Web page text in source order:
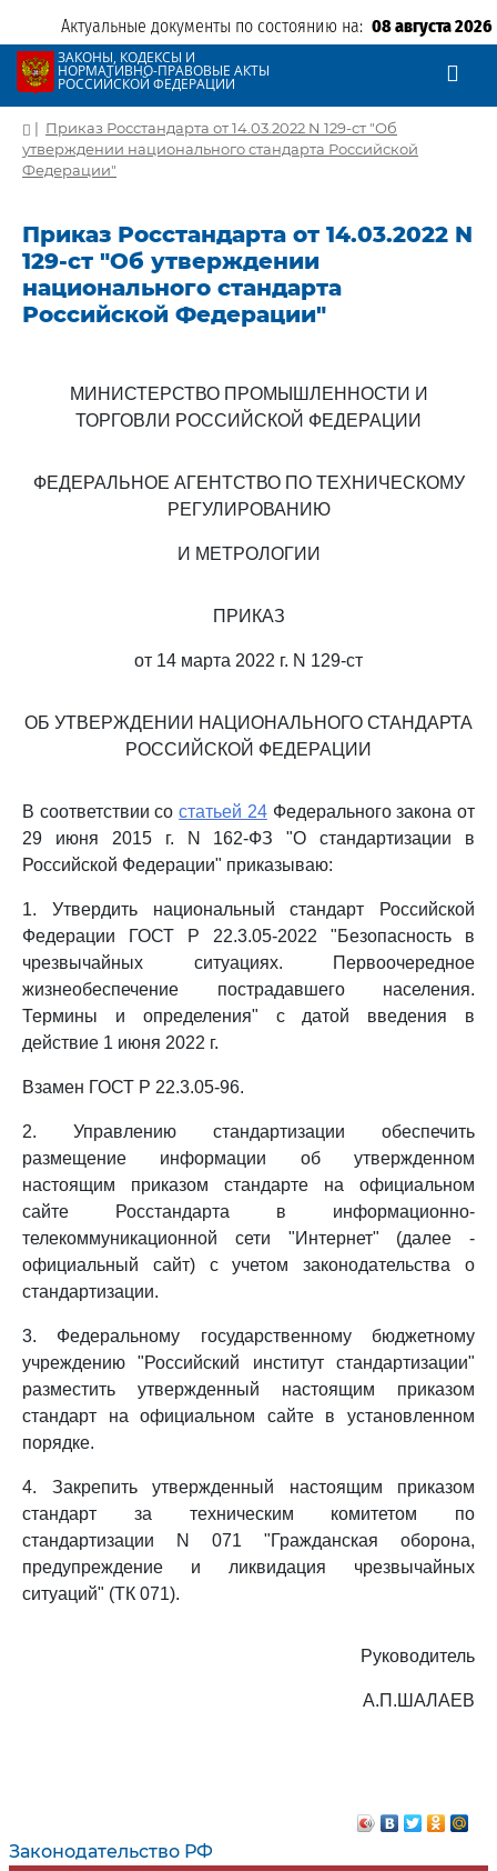
Актуальные документы по состоянию на: 08 августа 2026
ЗАКОНЫ, КОДЕКСЫ И
НОРМАТИВНО-ПРАВОВЫЕ АКТЫ
РОССИЙСКОЙ ФЕДЕРАЦИИ
Законодательство РФ
| Приказ Росстандарта от 14.03.2022 N 129-ст "Об
утверждении национального стандарта Российской
Федерации"
Приказ Росстандарта от 14.03.2022 N
129-ст "Об утверждении
национального стандарта
Российской Федерации"
МИНИСТЕРСТВО ПРОМЫШЛЕННОСТИ И
ТОРГОВЛИ РОССИЙСКОЙ ФЕДЕРАЦИИ
ФЕДЕРАЛЬНОЕ АГЕНТСТВО ПО ТЕХНИЧЕСКОМУ
РЕГУЛИРОВАНИЮ
И МЕТРОЛОГИИ
ПРИКАЗ
от 14 марта 2022 г. N 129-ст
ОБ УТВЕРЖДЕНИИ НАЦИОНАЛЬНОГО СТАНДАРТА
РОССИЙСКОЙ ФЕДЕРАЦИИ
В соответствии состатьей 24Федерального закона от
29 июня 2015 г. N 162-ФЗ "О стандартизации в
Российской Федерации" приказываю:
1. Утвердить национальный стандарт Российской
Федерации ГОСТ Р 22.3.05-2022 "Безопасность в
чрезвычайных ситуациях. Первоочередное
жизнеобеспечение пострадавшего населения.
Термины и определения" с датой введения в
действие 1 июня 2022 г.
Взамен ГОСТ Р 22.3.05-96.
2. Управлению стандартизации обеспечить
размещение информации об утвержденном
настоящим приказом стандарте на официальном
сайте Росстандарта в информационно-
телекоммуникационной сети "Интернет" (далее -
официальный сайт) с учетом законодательства о
стандартизации.
3. Федеральному государственному бюджетному
учреждению "Российский институт стандартизации"
разместить утвержденный настоящим приказом
стандарт на официальном сайте в установленном
порядке.
4. Закрепить утвержденный настоящим приказом
стандарт за техническим комитетом по
стандартизации N 071 "Гражданская оборона,
предупреждение и ликвидация чрезвычайных
ситуаций" (ТК 071).
Руководитель
А.П.ШАЛАЕВ